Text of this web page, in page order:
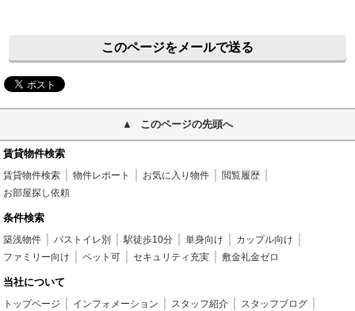
このページをメールで送る
このページの先頭へ
賃貸物件検索
賃貸物件検索 物件レポート お気に入り物件
閲覧履歴
お部屋探し依頼
条件検索
築浅物件 バストイレ別 駅徒歩10分 単身向け
カップル向け
ファミリー向け
ペット可 セキュリティ充実 敷金礼金ゼロ
当社について
トップページ インフォメーション スタッフ紹介
スタッフブログ